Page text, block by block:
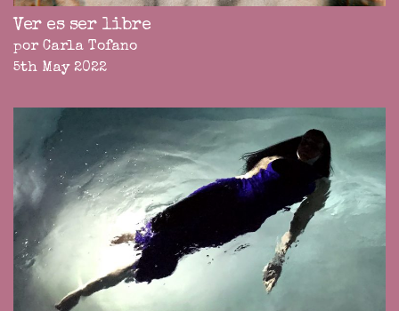
Ver es ser libre
por Carla Tofano
5th May 2022